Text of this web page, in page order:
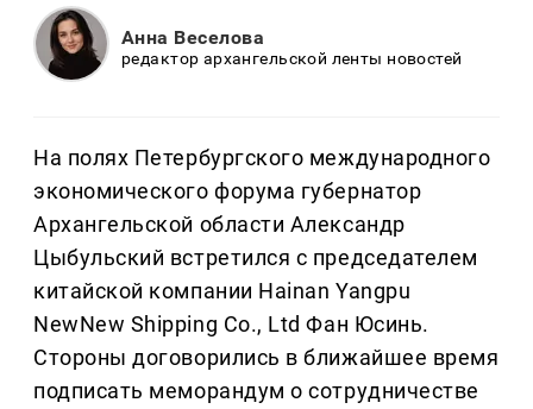
Анна Веселова
редактор архангельской ленты новостей
На полях Петербургского международного
экономического форума губернатор
Архангельской области Александр
Цыбульский встретился с председателем
китайской компании Hainan Yangpu
NewNew Shipping Co., Ltd Фан Юсинь.
Стороны договорились в ближайшее время
подписать меморандум о сотрудничестве